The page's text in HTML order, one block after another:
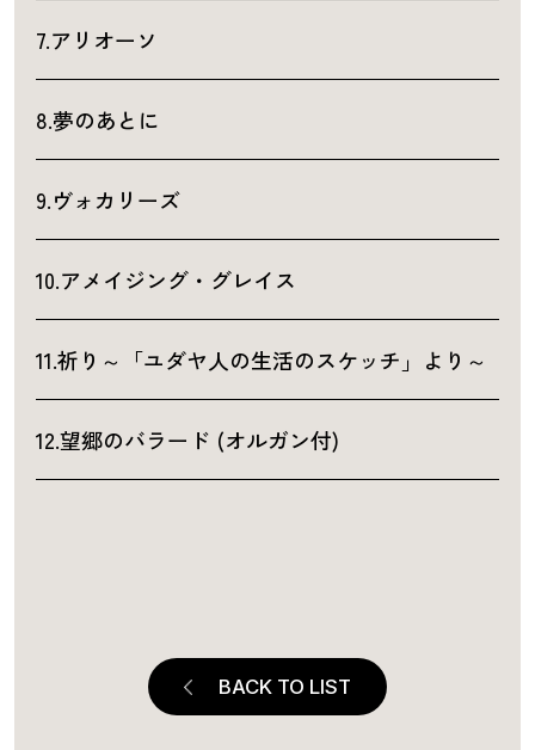
7.アリオーソ
8.夢のあとに
9.ヴォカリーズ
10.アメイジング・グレイス
11.祈り～「ユダヤ人の生活のスケッチ」より～
12.望郷のバラード (オルガン付)
BACK TO LIST